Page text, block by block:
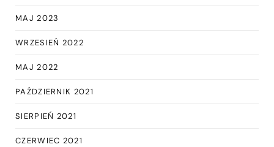
MAJ 2023
WRZESIEŃ 2022
MAJ 2022
PAŹDZIERNIK 2021
SIERPIEŃ 2021
CZERWIEC 2021